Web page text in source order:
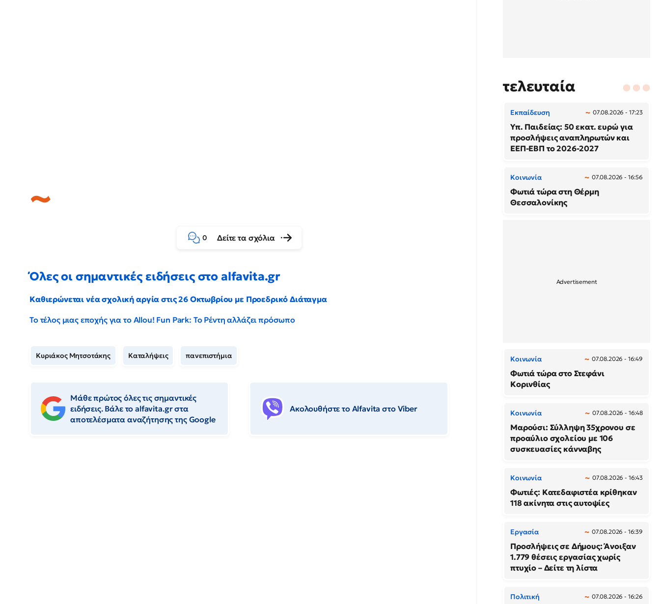
0 Δείτε τα σχόλια
Όλες οι σημαντικές ειδήσεις στο alfavita.gr
Καθιερώνεται νέα σχολική αργία στις 26 Οκτωβρίου με Προεδρικό Διάταγμα
Το τέλος μιας εποχής για το Allou! Fun Park: Το Ρέντη αλλάζει πρόσωπο
Κυριάκος Μητσοτάκης Καταλήψεις πανεπιστήμια
Μάθε πρώτος όλες τις σημαντικές
ειδήσεις. Βάλε το alfavita.gr στα
αποτελέσματα αναζήτησης της Google
Ακολουθήστε το Αlfavita στο Viber
τελευταία
Εκπαίδευση 07.08.2026 - 17:23
Υπ. Παιδείας: 50 εκατ. ευρώ για
προσλήψεις αναπληρωτών και
ΕΕΠ-ΕΒΠ το 2026-2027
Κοινωνία 07.08.2026 - 16:56
Φωτιά τώρα στη Θέρμη
Θεσσαλονίκης
Κοινωνία 07.08.2026 - 16:49
Φωτιά τώρα στο Στεφάνι
Κορινθίας
Κοινωνία 07.08.2026 - 16:48
Μαρούσι: Σύλληψη 35χρονου σε
προαύλιο σχολείου με 106
συσκευασίες κάνναβης
Κοινωνία 07.08.2026 - 16:43
Φωτιές: Κατεδαφιστέα κρίθηκαν
118 ακίνητα στις αυτοψίες
Εργασία 07.08.2026 - 16:39
Προσλήψεις σε Δήμους: Άνοιξαν
1.779 θέσεις εργασίας χωρίς
πτυχίο – Δείτε τη λίστα
Πολιτική 07.08.2026 - 16:26